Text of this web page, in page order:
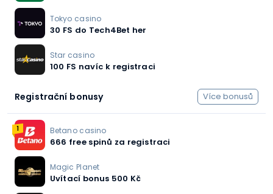
Tokyo casino
30 FS do Tech4Bet her
Star casino
100 FS navíc k registraci
Registrační bonusy Více bonusů
1 Betano casino
666 free spinů za registraci
Magic Planet
Uvítací bonus 500 Kč